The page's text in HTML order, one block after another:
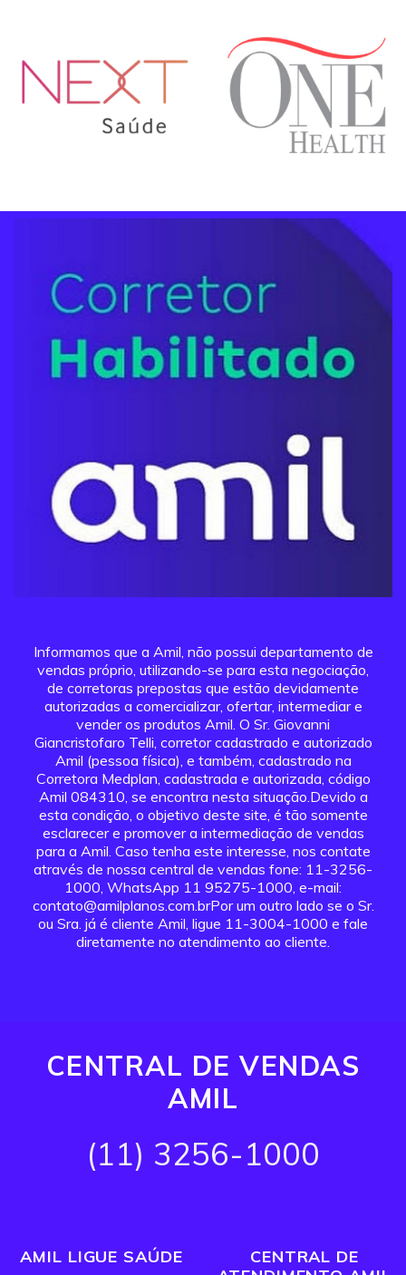
Informamos que a Amil, não possui departamento de
vendas próprio, utilizando-se para esta negociação,
de corretoras prepostas que estão devidamente
autorizadas a comercializar, ofertar, intermediar e
vender os produtos Amil. O Sr. Giovanni
Giancristofaro Telli, corretor cadastrado e autorizado
Amil (pessoa física), e também, cadastrado na
Corretora Medplan, cadastrada e autorizada, código
Amil 084310, se encontra nesta situação.Devido a
esta condição, o objetivo deste site, é tão somente
esclarecer e promover a intermediação de vendas
para a Amil. Caso tenha este interesse, nos contate
através de nossa central de vendas fone: 11-3256-
1000, WhatsApp 11 95275-1000, e-mail:
contato@amilplanos.com.brPor um outro lado se o Sr.
ou Sra. já é cliente Amil, ligue 11-3004-1000 e fale
diretamente no atendimento ao cliente.
CENTRAL DE VENDAS
AMIL
(11) 3256-1000
AMIL LIGUE SAÚDE
CENTRAL DE